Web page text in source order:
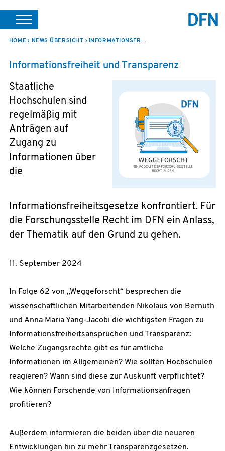
SUCHE PORTALE SUPPORT JOBS LEICHTE SPRACHE
VEREIN INTERN
HOME NEWS ÜBERSICHT INFORMATIONSFREIHEIT UND TRANSPARENZ
Informationsfreiheit und Transparenz
Staatliche
Hochschulen sind
regelmäßig mit
Anträgen auf
Zugang zu
Informationen über
die
Informationsfreiheitsgesetze konfrontiert. Für
die Forschungsstelle Recht im DFN ein Anlass,
der Thematik auf den Grund zu gehen.
11. September 2024
In Folge 62 von „Weggeforscht“ besprechen die
wissenschaftlichen Mitarbeitenden Nikolaus von Bernuth
und Anna Maria Yang-Jacobi die wichtigsten Fragen zu
Informationsfreiheitsansprüchen und Transparenz:
Welche Zugangsrechte gibt es für amtliche
Informationen im Allgemeinen? Wie sollten Hochschulen
reagieren? Wann sind diese zur Auskunft verpflichtet?
Wie können Forschende von Informationsanfragen
profitieren?
Außerdem informieren die beiden über die neueren
Entwicklungen hin zu mehr Transparenzgesetzen.